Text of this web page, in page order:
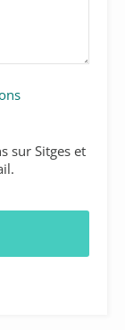
sur Sitges et